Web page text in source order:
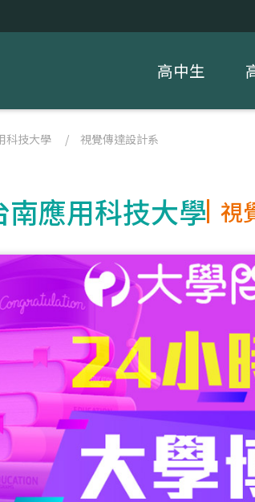
高中生
科技大學 / 視覺傳達設計系
南應用科技大學 視